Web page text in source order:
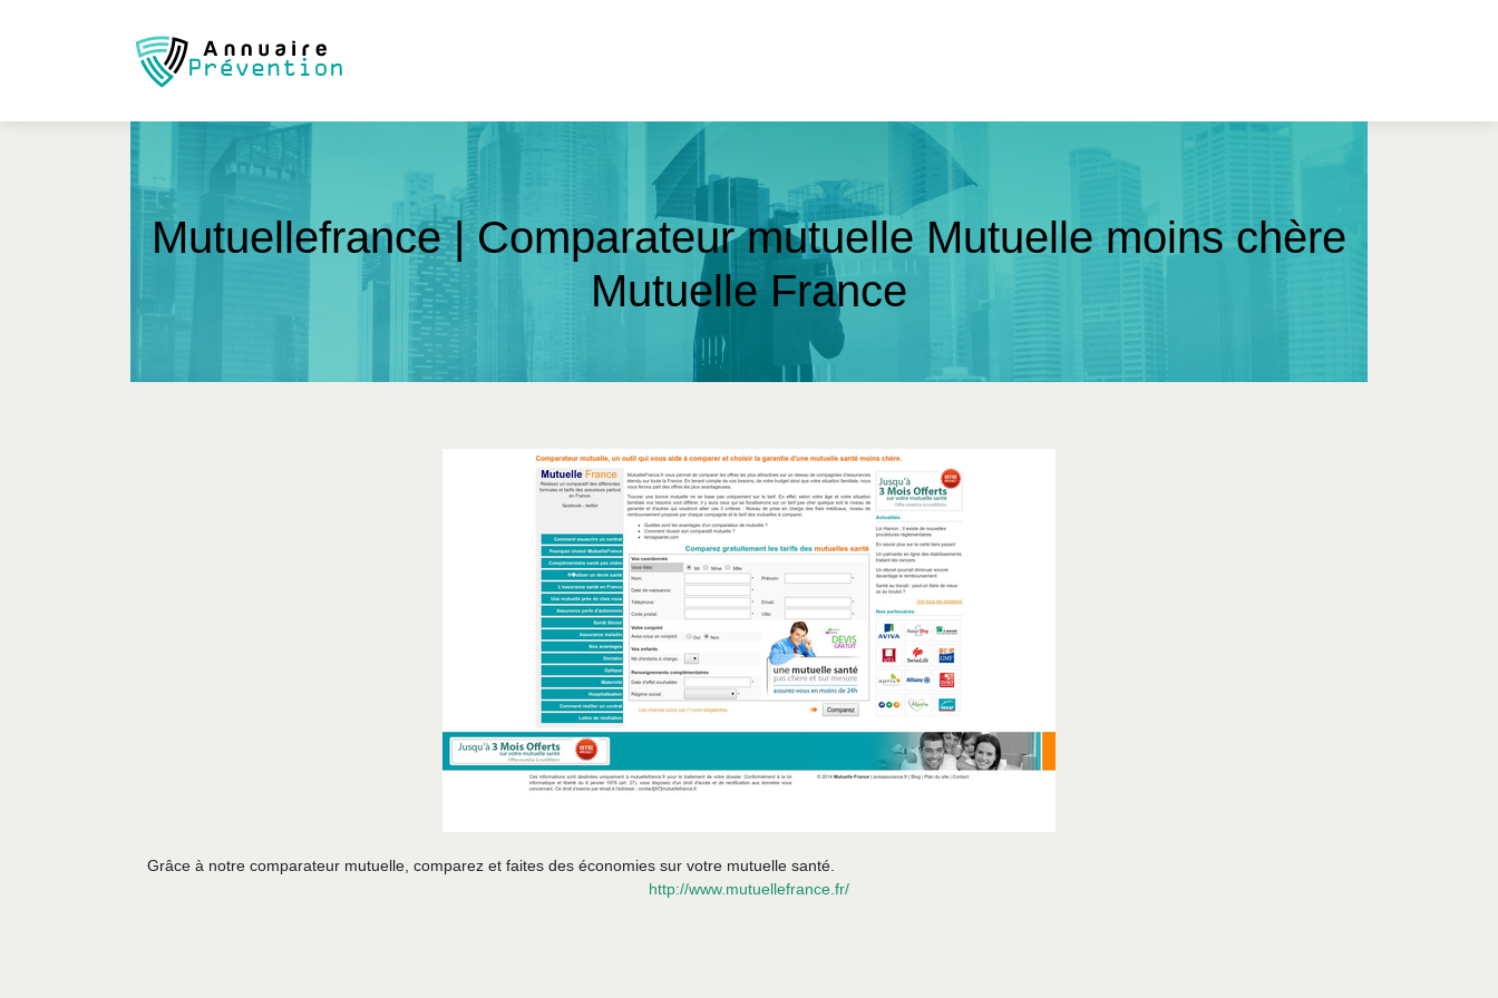
Mu­tuel­lefran­ce | Comparateur mutuelle Mutuelle moins chère
Mutuelle France
Grâce à notre comparateur mutuelle, comparez et faites des économies sur votre mutuelle santé.
http://www.mutuellefrance.fr/